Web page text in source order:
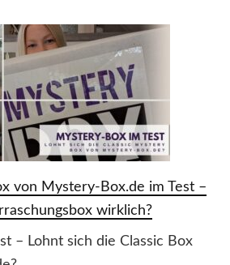
von Mystery-Box.de im Test –
wirklich?
– Lohnt sich die Classic Box